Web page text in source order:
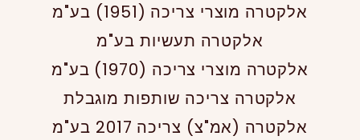
אלקטרה מוצרי צריכה (1951) בע"מ
אלקטרה תעשיות בע"מ
אלקטרה מוצרי צריכה (1970) בע"מ
אלקטרה צריכה שותפות מוגבלת
אלקטרה (אמ"צ) צריכה 2017 בע"מ